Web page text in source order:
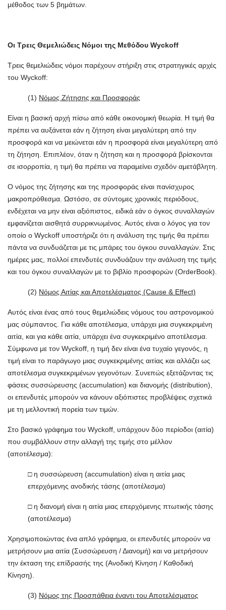
μέθοδος των 5 βημάτων.
Οι Τρεις Θεμελιώδεις Νόμοι της Μεθόδου Wyckoff
Τρεις θεμελιώδεις νόμοι παρέχουν στήριξη στις στρατηγικές αρχές
του Wyckoff:
(1) Νόμος Ζήτησης και Προσφοράς
Είναι η βασική αρχή πίσω από κάθε οικονομική θεωρία. Η τιμή θα
πρέπει να αυξάνεται εάν η ζήτηση είναι μεγαλύτερη από την
προσφορά και να μειώνεται εάν η προσφορά είναι μεγαλύτερη από
τη ζήτηση. Επιπλέον, όταν η ζήτηση και η προσφορά βρίσκονται
σε ισορροπία, η τιμή θα πρέπει να παραμείνει σχεδόν αμετάβλητη.
Ο νόμος της ζήτησης και της προσφοράς είναι πανίσχυρος
μακροπρόθεσμα. Ωστόσο, σε σύντομες χρονικές περιόδους,
ενδέχεται να μην είναι αξιόπιστος, ειδικά εάν ο όγκος συναλλαγών
εμφανίζεται αισθητά συρρικνωμένος. Αυτός είναι ο λόγος για τον
οποίο ο Wyckoff υποστήριζε ότι η ανάλυση της τιμής θα πρέπει
πάντα να συνδυάζεται με τις μπάρες του όγκου συναλλαγών. Στις
ημέρες μας, πολλοί επενδυτές συνδυάζουν την ανάλυση της τιμής
και του όγκου συναλλαγών με το βιβλίο προσφορών (OrderBook).
(2) Νόμος Αιτίας και Αποτελέσματος (Cause & Effect)
Αυτός είναι ένας από τους θεμελιώδεις νόμους του αστρονομικού
μας σύμπαντος. Για κάθε αποτέλεσμα, υπάρχει μια συγκεκριμένη
αιτία, και για κάθε αιτία, υπάρχει ένα συγκεκριμένο αποτέλεσμα.
Σύμφωνα με τον Wyckoff, η τιμή δεν είναι ένα τυχαίο γεγονός, η
τιμή είναι το παράγωγο μιας συγκεκριμένης αιτίας και αλλάζει ως
αποτέλεσμα συγκεκριμένων γεγονότων. Συνεπώς εξετάζοντας τις
φάσεις συσσώρευσης (accumulation) και διανομής (distribution),
οι επενδυτές μπορούν να κάνουν αξιόπιστες προβλέψεις σχετικά
με τη μελλοντική πορεία των τιμών.
Στο βασικό γράφημα του Wyckoff, υπάρχουν δύο περίοδοι (αιτία)
που συμβάλλουν στην αλλαγή της τιμής στο μέλλον
(αποτέλεσμα):
□ η συσσώρευση (accumulation) είναι η αιτία μιας
επερχόμενης ανοδικής τάσης (αποτέλεσμα)
□ η διανομή είναι η αιτία μιας επερχόμενης πτωτικής τάσης
(αποτέλεσμα)
Χρησιμοποιώντας ένα απλό γράφημα, οι επενδυτές μπορούν να
μετρήσουν μια αιτία (Συσσώρευση / Διανομή) και να μετρήσουν
την έκταση της επίδρασής της (Ανοδική Κίνηση / Καθοδική
Κίνηση).
(3) Νόμος της Προσπάθεια έναντι του Αποτελέσματος